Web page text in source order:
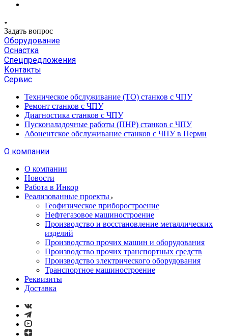
Задать вопрос
Оборудование
Оснастка
Спецпредложения
Контакты
Сервис
Техническое обслуживание (ТО) станков с ЧПУ
Ремонт станков с ЧПУ
Диагностика станков с ЧПУ
Пусконаладочные работы (ПНР) станков с ЧПУ
Абонентское обслуживание станков с ЧПУ в Перми
О компании
О компании
Новости
Работа в Инкор
Реализованные проекты
Геофизическое приборостроение
Нефтегазовое машиностроение
Производство и восстановление металлических
изделий
Производство прочих машин и оборудования
Производство прочих транспортных средств
Производство электрического оборудования
Транспортное машиностроение
Реквизиты
Доставка